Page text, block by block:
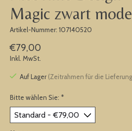
Magic zwart
Artikel-Nummer: 107140520
€79,00
Inkl. MwSt.
Auf Lager (Zeitrahmen für die
Bitte wählen Sie: *